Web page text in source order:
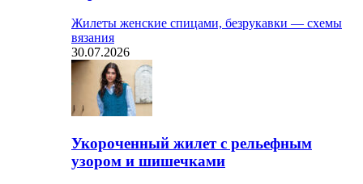
Жилеты женские спицами, безрукавки — схемы
вязания
30.07.2026
Укороченный жилет с рельефным
узором и шишечками